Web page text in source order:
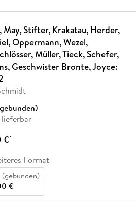
May, Stifter, Krakatau, Herder,
Oppermann, Wezel,
Müller, Tieck, Schefer,
Geschwister Bronte, Joyce:
€*
Format
(gebunden)
€